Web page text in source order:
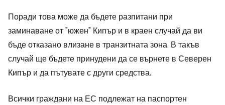
Поради това може да бъдете разпитани при
заминаване от "южен" Кипър и в краен случай да ви
бъде отказано влизане в транзитната зона. В такъв
случай ще бъдете принудени да се върнете в Северен
Кипър и да пътувате с други средства.
Всички граждани на ЕС подлежат на паспортен